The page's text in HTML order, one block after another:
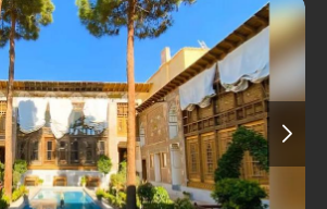
لأربعة عصور تاريخية وشاهداً على عبق العمارة الإيرانية.